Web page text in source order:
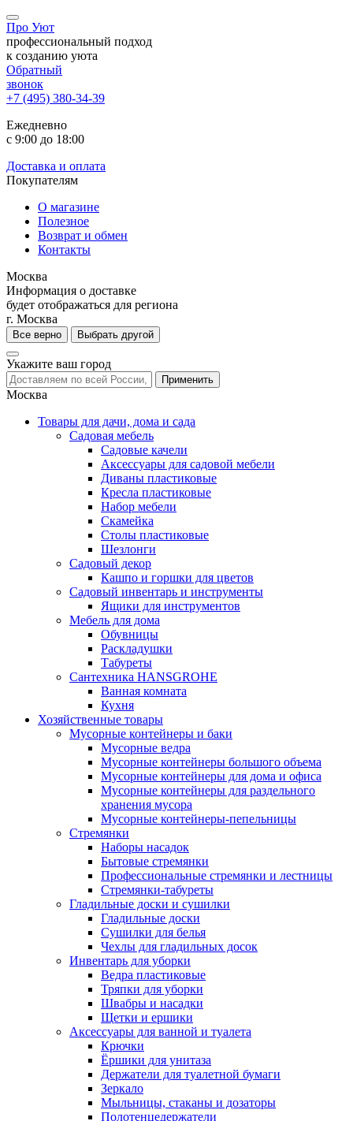
Про Уют
профессиональный подход
к созданию уюта
Обратный
звонок
+7 (495) 380-34-39
Ежедневно
с 9:00 до 18:00
Доставка и оплата
Покупателям
О магазине
Полезное
Возврат и обмен
Контакты
Москва
Информация о доставке
будет отображаться для региона
г. Москва
Все верно Выбрать другой
Укажите ваш город
Москва
Товары для дачи, дома и сада
Садовая мебель
Садовые качели
Аксессуары для садовой мебели
Диваны пластиковые
Кресла пластиковые
Набор мебели
Скамейка
Столы пластиковые
Шезлонги
Садовый декор
Кашпо и горшки для цветов
Садовый инвентарь и инструменты
Ящики для инструментов
Мебель для дома
Обувницы
Раскладушки
Табуреты
Сантехника HANSGROHE
Ванная комната
Кухня
Хозяйственные товары
Мусорные контейнеры и баки
Мусорные ведра
Мусорные контейнеры большого объема
Мусорные контейнеры для дома и офиса
Мусорные контейнеры для раздельного
хранения мусора
Мусорные контейнеры-пепельницы
Стремянки
Наборы насадок
Бытовые стремянки
Профессиональные стремянки и лестницы
Стремянки-табуреты
Гладильные доски и сушилки
Гладильные доски
Сушилки для белья
Чехлы для гладильных досок
Инвентарь для уборки
Ведра пластиковые
Тряпки для уборки
Швабры и насадки
Щетки и ершики
Аксессуары для ванной и туалета
Крючки
Ёршики для унитаза
Держатели для туалетной бумаги
Зеркало
Мыльницы, стаканы и дозаторы
Полотенцедержатели